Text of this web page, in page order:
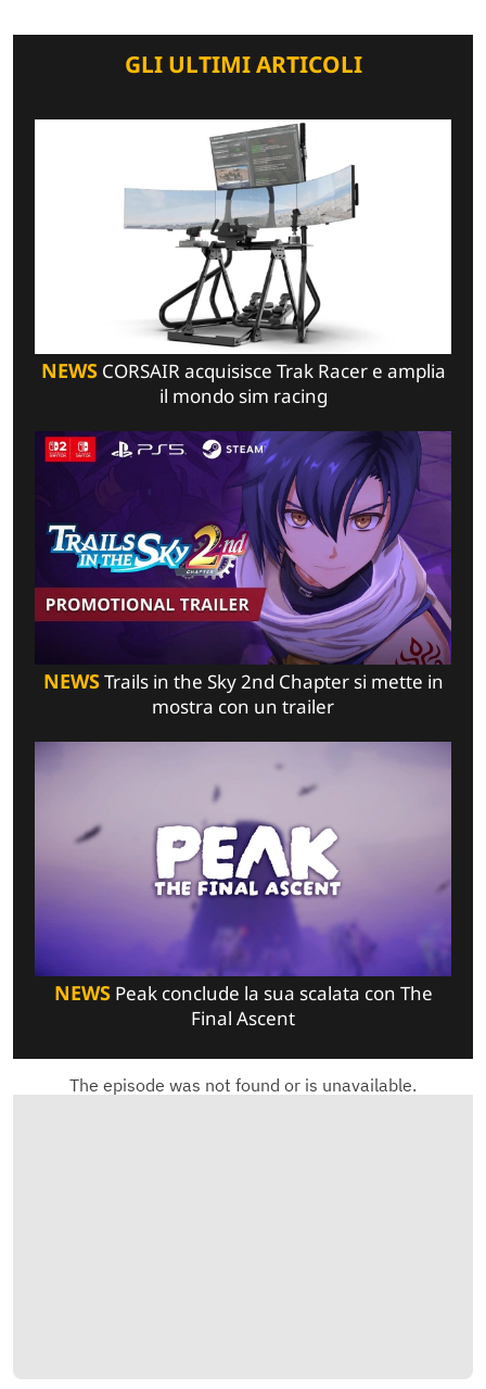
GLI ULTIMI ARTICOLI
NEWSCORSAIR acquisisce Trak Racer e amplia
il mondo sim racing
NEWSTrails in the Sky 2nd Chapter si mette in
mostra con un trailer
NEWSPeak conclude la sua scalata con The
Final Ascent